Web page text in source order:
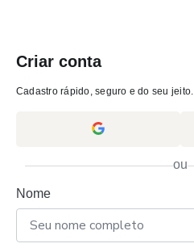
Criar conta
Cadastro rápido, seguro e do seu jeito.
ou
Nome